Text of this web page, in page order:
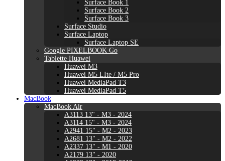
Surface Book 1
Surface Book 2
Surface Book 3
Surface Studio
Surface Laptop
Surface Laptop SE
Google PIXELBOOK Go
Tablette Huawei
Huawei M3
Huawei M5 LIte / M5 Pro
Huawei MediaPad T3
Huawei MediaPad T5
MacBook
MacBook Air
A3113 13" - M3 - 2024
A3114 15" - M3 - 2024
A2941 15" - M2 - 2023
A2681 13" - M2 - 2022
A2337 13" - M1 - 2020
A2179 13" - 2020